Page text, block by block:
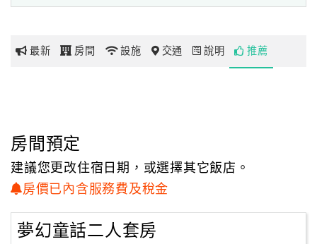
玩
地
圖
顧
務
最新 房間 設施 交通 說明 推薦
房間預定
建議您更改住宿日期，或選擇其它飯店。
房價已內含服務費及稅金
夢幻童話二人套房